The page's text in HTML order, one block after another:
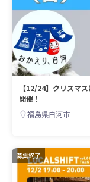
【12/24】クリスマ
開催！
福島県白河市
募集終了